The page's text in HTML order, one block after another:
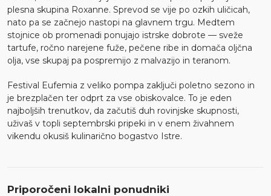
plesna skupina Roxanne. Sprevod se vije po ozkih uličicah,
nato pa se začnejo nastopi na glavnem trgu. Medtem
stojnice ob promenadi ponujajo istrske dobrote — sveže
tartufe, ročno narejene fuže, pečene ribe in domača oljčna
olja, vse skupaj pa pospremijo z malvazijo in teranom.
Festival Eufemia z veliko pompa zaključi poletno sezono in
je brezplačen ter odprt za vse obiskovalce. To je eden
najboljših trenutkov, da začutiš duh rovinjske skupnosti,
uživaš v topli septembrski pripeki in v enem živahnem
vikendu okusiš kulinarično bogastvo Istre.
Priporočeni lokalni ponudniki